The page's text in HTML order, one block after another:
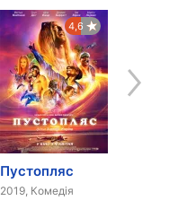
4,6
Пустопляс
2019, Комедія